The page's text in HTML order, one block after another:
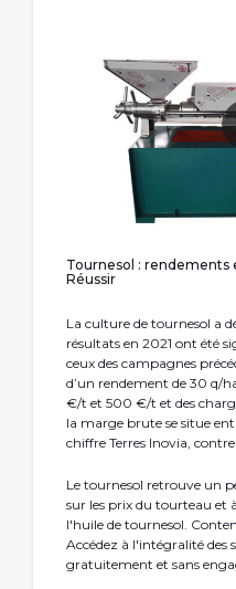
Tournesol : rendements
Réussir
La culture de tournesol a
résultats en 2021 ont été
ceux des campagnes
d’un rendement de 30 q/
€/t et 500 €/t et des
la marge brute se situe
chiffre Terres Inovia,
Le tournesol retrouve un
sur les prix du tourteau et
l'huile de tournesol.
Accédez à l'intégralité des
gratuitement et sans